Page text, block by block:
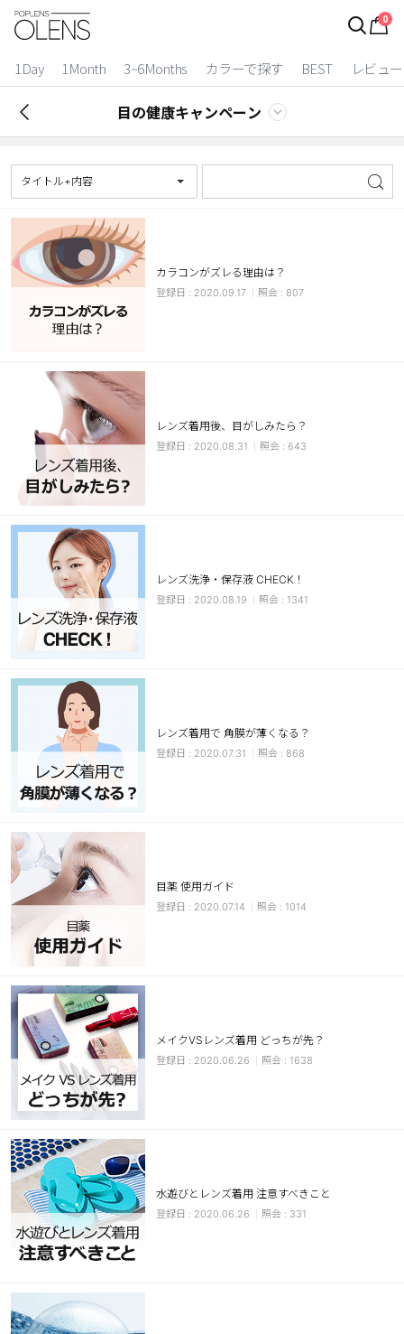
0
1Day 1Month 3~6Months カラーで探す BEST レビュー
ログイン
カラコン比較
今月限定特典
ベスト
カラコン
装着期間
1 Day
2 Weeks
1 Month
カラー
ブラウン
チョコ
グレー
ヘーゼル
ブルー
透明
ハロウィンカラコン
ケア用品
レビュー
EYEしてる
総合掲示板
カスタマーサービス
ショッピングガイド
アプリダウンロード
INSTAGRAM TWITTER
目の健康キャンペーン
タイトル+内容
カラコンがズレる理由は？
2020.09.17 807
レンズ着用後、目がしみたら？
2020.08.31 643
レンズ洗浄・保存液 CHECK！
2020.08.19 1341
レンズ着用で 角膜が薄くなる？
2020.07.31 868
目薬 使用ガイド
2020.07.14 1014
メイクVSレンズ着用 どっちが先？
2020.06.26 1638
水遊びとレンズ着用 注意すべきこと
2020.06.26 331